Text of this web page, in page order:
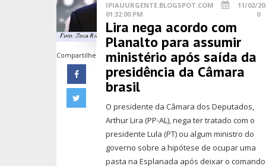
Compartilhe
IPIAUURGENTE.BLOGSPOT.COM
11/02/
01:32:00 PM
0
Lira nega acordo com
Planalto para assumir
ministério após saída da
presidência da Câmara
brasil
O presidente da Câmara dos Deputados,
Arthur Lira (PP-AL), nega ter tratado com o
presidente Lula (PT) ou algum ministro do
governo sobre a hipótese de ocupar uma
pasta na Esplanada após deixar o comando